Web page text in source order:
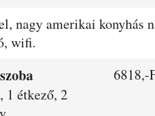
nagy amerikai konyhás
wifi.
1 étkező, 2